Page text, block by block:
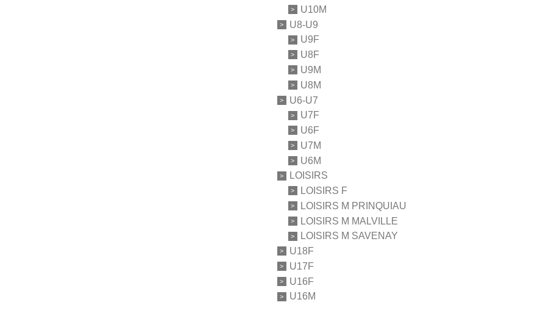
U10M
U8-U9
U9F
U8F
U9M
U8M
U6-U7
U7F
U6F
U7M
U6M
LOISIRS
LOISIRS F
LOISIRS M PRINQUIAU
LOISIRS M MALVILLE
LOISIRS M SAVENAY
U18F
U17F
U16F
U16M